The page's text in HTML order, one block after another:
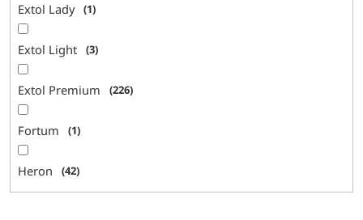
Extol Lady 1
Extol Light 3
Extol Premium 226
Fortum 1
Heron 42